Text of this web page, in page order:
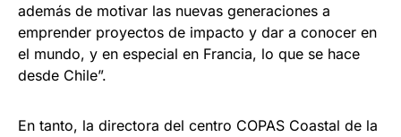
además de motivar las nuevas generaciones a
emprender proyectos de impacto y dar a conocer en
el mundo, y en especial en Francia, lo que se hace
desde Chile”.
En tanto, la directora del centro COPAS Coastal de la